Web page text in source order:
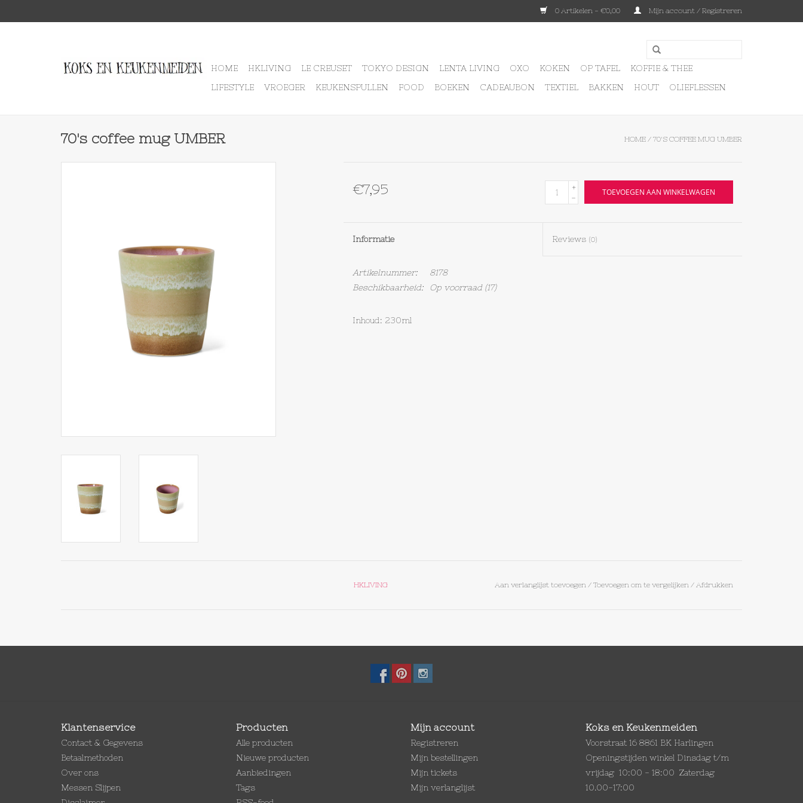
0 Artikelen - €0,00 Mijn account / Registreren
HOME HKLIVING LE CREUSET TOKYO DESIGN LENTA LIVING OXO KOKEN OP TAFEL
KOFFIE & THEE
LIFESTYLE
VROEGER KEUKENSPULLEN FOOD BOEKEN CADEAUBON TEXTIEL BAKKEN HOUT OLIEFLESSEN
70's coffee mug UMBER HOME / 70'S COFFEE MUG UMBER
€7,95
+
-
TOEVOEGEN AAN WINKELWAGEN
Informatie Reviews (0)
Artikelnummer:
8178
Beschikbaarheid:
Op voorraad(17)
Inhoud: 230ml
HKLIVING Aan verlanglijst toevoegen / Toevoegen om te vergelijken / Afdrukken
Klantenservice
Contact & Gegevens
Betaalmethoden
Over ons
Messen Slijpen
Producten
Alle producten
Nieuwe producten
Aanbiedingen
Tags
Mijn account
Registreren
Mijn bestellingen
Mijn tickets
Mijn verlanglijst
Koks en Keukenmeiden
Voorstraat 16 8861 BK Harlingen
Openingstijden winkel Dinsdag t/m
vrijdag 10:00 - 18:00 Zaterdag
10.00-17:00